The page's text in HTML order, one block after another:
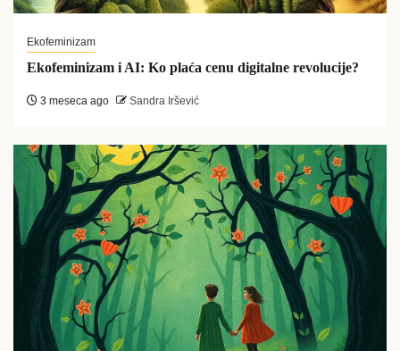
Ekofeminizam
Ekofeminizam i AI: Ko plaća cenu digitalne revolucije?
3 meseca ago Sandra Iršević